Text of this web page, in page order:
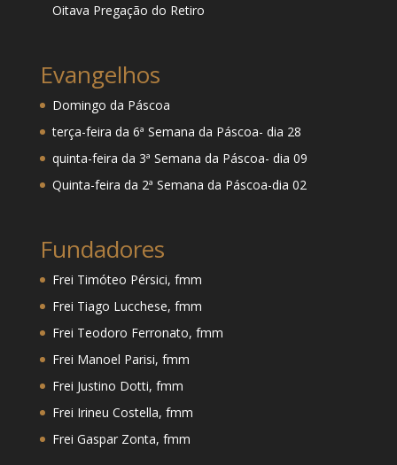
Oitava Pregação do Retiro
Evangelhos
Domingo da Páscoa
terça-feira da 6ª Semana da Páscoa- dia 28
quinta-feira da 3ª Semana da Páscoa- dia 09
Quinta-feira da 2ª Semana da Páscoa-dia 02
Fundadores
Frei Timóteo Pérsici, fmm
Frei Tiago Lucchese, fmm
Frei Teodoro Ferronato, fmm
Frei Manoel Parisi, fmm
Frei Justino Dotti, fmm
Frei Irineu Costella, fmm
Frei Gaspar Zonta, fmm